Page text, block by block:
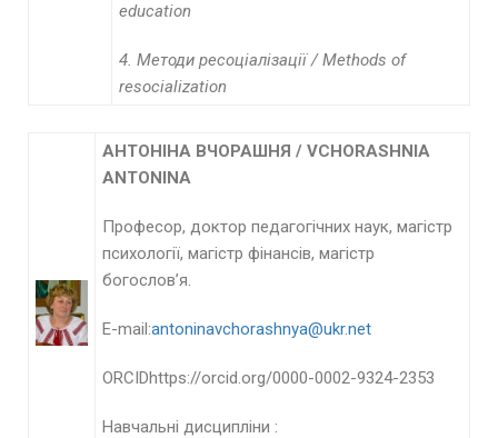
education
4. Методи ресоціалізації / Methods of
resocialization
АНТОНІНА ВЧОРАШНЯ / VCHORASHNIA
ANTONINA
Професор, доктор педагогічних наук, магістр
психології, магістр фінансів, магістр
богослов’я.
E-mail:antoninavchorashnya@ukr.net
ORCIDhttps://orcid.org/0000-0002-9324-2353
Навчальні дисципліни :